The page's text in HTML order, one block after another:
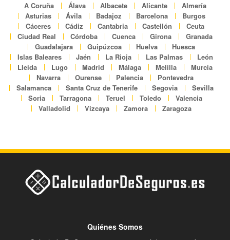
A Coruña Álava Albacete Alicante
Almería
Asturias
Ávila Badajoz Barcelona
Burgos
Cáceres
Cádiz Cantabria Castellón
Ceuta
Ciudad Real
Córdoba Cuenca Girona
Granada
Guadalajara
Guipúzcoa Huelva
Huesca
Islas Baleares
Jaén La Rioja Las Palmas
León
Lleida
Lugo Madrid Málaga Melilla
Murcia
Navarra
Ourense Palencia
Pontevedra
Salamanca
Santa Cruz de Tenerife Segovia
Sevilla
Soria
Tarragona Teruel Toledo
Valencia
Valladolid
Vizcaya Zamora Zaragoza
Quiénes Somos